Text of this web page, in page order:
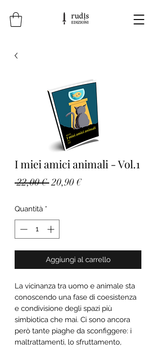
I miei amici animali - Vol.1
22,00 € Prezzo
20,90 €Prezzo
Quantità *
Aggiungi al carrello
La vicinanza tra uomo e animale sta
conoscendo una fase di coesistenza
e condivisione degli spazi più
simbiotica che mai. Ci sono ancora
però tante piaghe da sconfiggere: i
maltrattamenti, lo sfruttamento,